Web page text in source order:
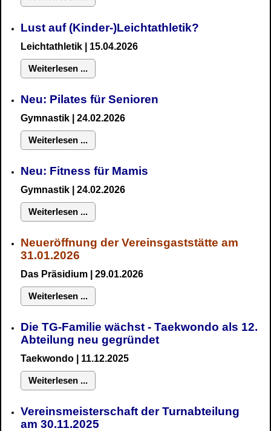
Lust auf (Kinder-)Leichtathletik?
Leichtathletik | 15.04.2026
Weiterlesen ...
Neu: Pilates für Senioren
Gymnastik | 24.02.2026
Weiterlesen ...
Neu: Fitness für Mamis
Gymnastik | 24.02.2026
Weiterlesen ...
Neueröffnung der Vereinsgaststätte am
31.01.2026
Das Präsidium | 29.01.2026
Weiterlesen ...
Die TG-Familie wächst - Taekwondo als 12.
Abteilung neu gegründet
Taekwondo | 11.12.2025
Weiterlesen ...
Vereinsmeisterschaft der Turnabteilung
am 30.11.2025